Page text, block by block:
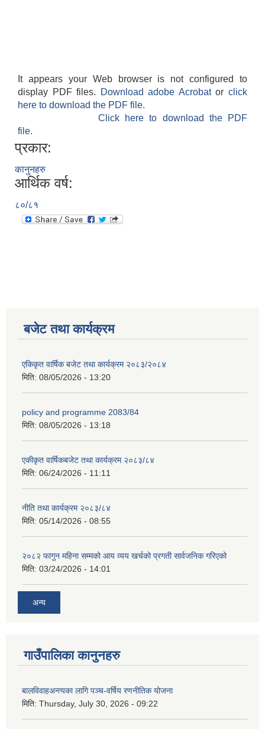
It appears your Web browser is not configured to
display PDF files.
Download adobe Acrobatorclick
here to download the PDF file.
Click here to download the PDF
file.
प्रकार:
कानुनहरु
आर्थिक वर्ष:
८०/८१
बजेट तथा कार्यक्रम
एकिकृत वार्षिक बजेट तथा कार्यक्रम २०८३/२०८४
मिति: 08/05/2026 - 13:20
policy and programme 2083/84
मिति: 08/05/2026 - 13:18
एकीकृत वार्षिकबजेट तथा कार्यक्रम २०८३/८४
मिति: 06/24/2026 - 11:11
नीति तथा कार्यक्रम २०८३/८४
मिति: 05/14/2026 - 08:55
२०८२ फागुन महिना सम्मको आय व्यय खर्चको प्रगती सार्वजनिक गरिएको
मिति: 03/24/2026 - 14:01
अन्य
गाउँपालिका कानुनहरु
बालविवाहअन्त्यका लागि पञ्च-वर्षिय रणनीतिक योजना
मिति: Thursday, July 30, 2026 - 09:22